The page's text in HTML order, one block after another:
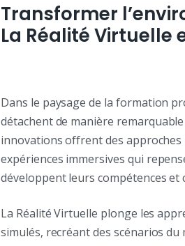
Transformer
La Réalité Virtuelle
Dans le paysage de la formation
détachent de manière remarquable
innovations offrent des
expériences immersives qui
développent leurs compétences
La Réalité Virtuelle plonge les
simulés, recréant des scénarios